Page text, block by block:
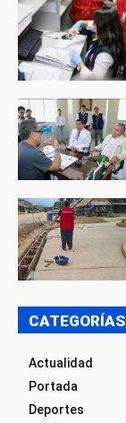
Actualidad
Portada
Deportes